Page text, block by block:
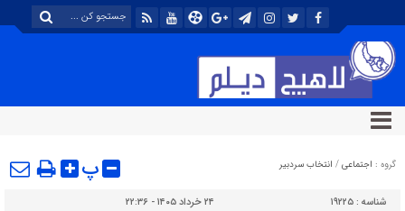
گروه : اجتماعی / انتخاب سردبیر پ
شناسه : ۱۹۲۲۵
۲۴ خرداد ۱۴۰۵ - ۲۲:۳۶